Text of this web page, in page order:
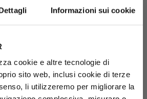
Informazioni sui cookie
cookie e altre tecnologie di
sito web, inclusi cookie di terze
li utilizzeremo per migliorare la
g
Proteine7,1 g
1
1
cucchiaino